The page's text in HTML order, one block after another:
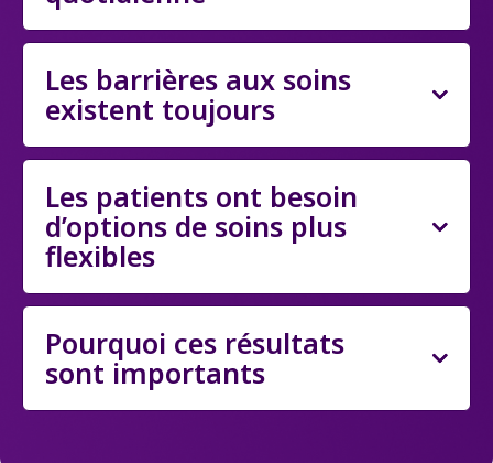
Les barrières aux soins
existent toujours
Les patients ont besoin
d’options de soins plus
flexibles
Pourquoi ces résultats
sont importants